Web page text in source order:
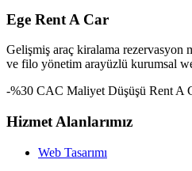
Ege Rent A Car
Gelişmiş araç kiralama rezervasyon
ve filo yönetim arayüzlü kurumsal
-%30 CAC Maliyet Düşüşü Rent A
Hizmet Alanlarımız
Web Tasarımı